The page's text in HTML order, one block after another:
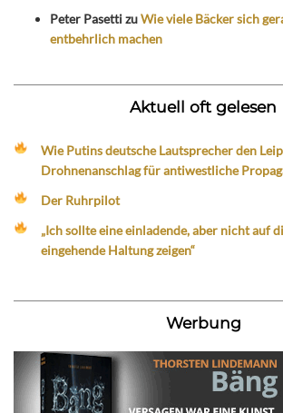
Peter PasettizuWie viele Bäcker sich
entbehrlich machen
Aktuell oft gelesen
Wie Putins deutsche Lautsprecher den
Drohnenanschlag für antiwestliche
Der Ruhrpilot
„Ich sollte eine einladende, aber nicht auf
eingehende Haltung zeigen“
Werbung